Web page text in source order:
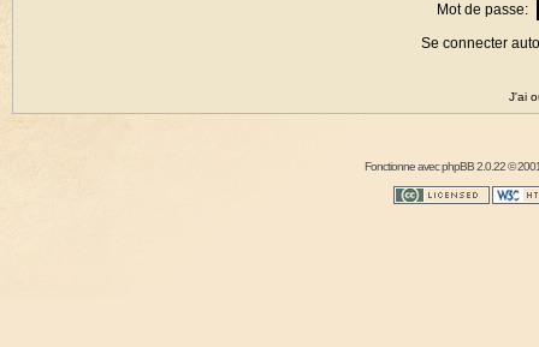
Mot de passe:
Se connecter
J'ai
Fonctionne avecphpBB2.0.22 ©